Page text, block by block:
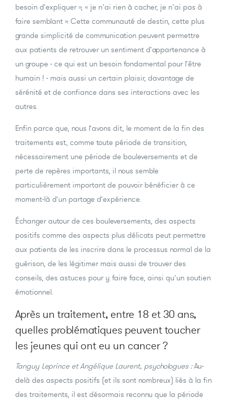
besoin d’expliquer », « je n’ai rien à cacher, je n’ai pas à
faire semblant ». Cette communauté de destin, cette plus
grande simplicité de communication peuvent permettre
aux patients de retrouver un sentiment d’appartenance à
un groupe - ce qui est un besoin fondamental pour l’être
humain ! - mais aussi un certain plaisir, davantage de
sérénité et de confiance dans ses interactions avec les
autres.
Enfin parce que, nous l’avons dit, le moment de la fin des
traitements est, comme toute période de transition,
nécessairement une période de bouleversements et de
perte de repères importants, il nous semble
particulièrement important de pouvoir bénéficier à ce
moment-là d’un partage d’expérience.
Échanger autour de ces bouleversements, des aspects
positifs comme des aspects plus délicats peut permettre
aux patients de les inscrire dans le processus normal de la
guérison, de les légitimer mais aussi de trouver des
conseils, des astuces pour y faire face, ainsi qu’un soutien
émotionnel.
Après un traitement, entre 18 et 30 ans,
quelles problématiques peuvent toucher
les jeunes qui ont eu un cancer ?
Tanguy Leprince et Angélique Laurent, psychologues :Au-
delà des aspects positifs (et ils sont nombreux) liés à la fin
des traitements, il est désormais reconnu que la période